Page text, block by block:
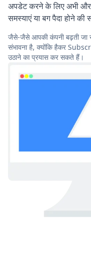
अपडेट करने के लिए अभी
समस्याएं या बग पैदा होने की
जैसे-जैसे आपकी कंपनी बढ़ती जा
संभावना है, क्योंकि हैकर
उठाने का प्रयास कर सकते हैं।